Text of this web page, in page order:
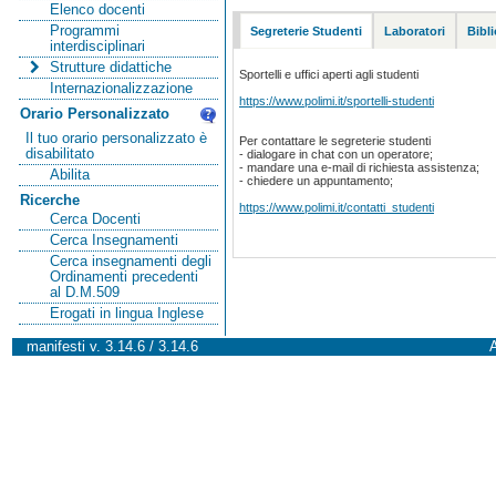
Elenco docenti
Programmi
interdisciplinari
Strutture didattiche
Internazionalizzazione
Orario Personalizzato
Il tuo orario personalizzato è
disabilitato
Abilita
Ricerche
Cerca Docenti
Cerca Insegnamenti
Cerca insegnamenti degli
Ordinamenti precedenti
al D.M.509
Erogati in lingua Inglese
Segreterie Studenti Laboratori
Sportelli e uffici aperti agli studenti
https://www.polimi.it/sportelli-studenti
Per contattare le segreterie studenti
- dialogare in chat con un operatore;
- mandare una e-mail di richiesta assistenza;
- chiedere un appuntamento;
https://www.polimi.it/contatti_studenti
manifesti v. 3.14.6 / 3.14.6